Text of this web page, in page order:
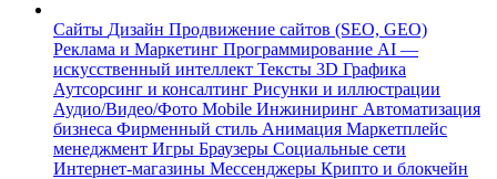
Сайты Дизайн Продвижение сайтов (SEO, GEO)
Реклама и Маркетинг Программирование AI —
искусственный интеллект Тексты 3D Графика
Аутсорсинг и консалтинг Рисунки и иллюстрации
Аудио/Видео/Фото Mobile Инжиниринг Автоматизация
бизнеса Фирменный стиль Анимация Маркетплейс
менеджмент Игры Браузеры Социальные сети
Интернет-магазины Мессенджеры Крипто и блокчейн